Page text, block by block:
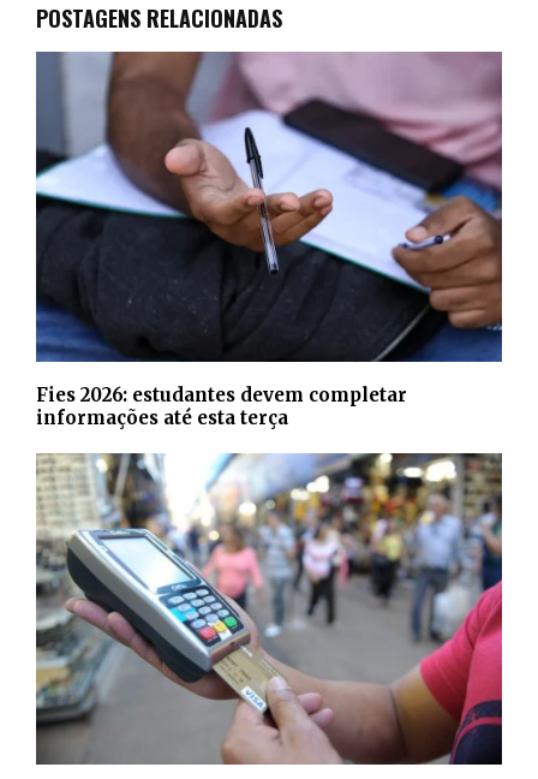
POSTAGENS RELACIONADAS
Fies 2026: estudantes devem completar
informações até esta terça